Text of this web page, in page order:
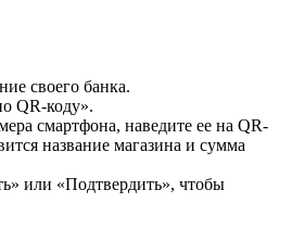
своего банка.
QR-коду».
смартфона, наведите ее на QR-
название магазина и сумма
или «Подтвердить», чтобы